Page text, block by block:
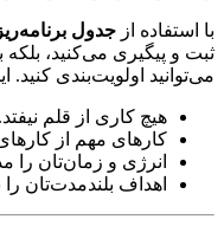
با استفاده از جدول
ثبت و پیگیری می‌کنید،
می‌توانید اولویت‌بندی
هیچ کاری از قلم نیفتد.
کارهای مهم از
انرژی و زمان‌تان را
اهداف بلندمدت‌تان